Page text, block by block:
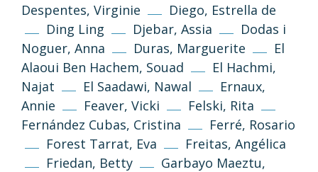
Despentes, Virginie
Diego, Estrella de
Ding Ling
Djebar, Assia
Dodas i
Noguer, Anna
Duras, Marguerite
El
Alaoui Ben Hachem, Souad
El Hachmi,
Najat
El Saadawi, Nawal
Ernaux,
Annie
Feaver, Vicki
Felski, Rita
Fernández Cubas, Cristina
Ferré, Rosario
Forest Tarrat, Eva
Freitas, Angélica
Friedan, Betty
Garbayo Maeztu,